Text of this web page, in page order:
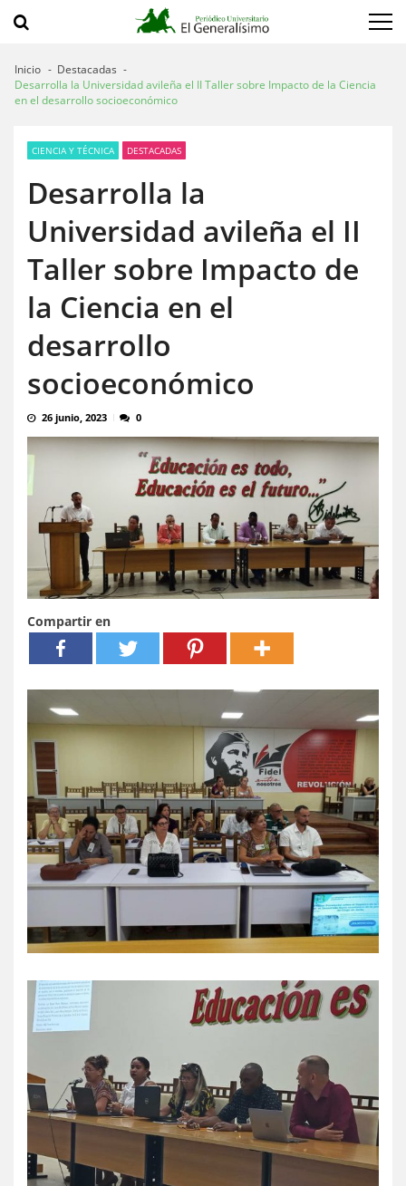
Inicio
Destacadas
Desarrolla la Universidad avileña el II Taller sobre Impacto de la Ciencia
en el desarrollo socioeconómico
CIENCIA Y TÉCNICA DESTACADAS
Desarrolla la
Universidad avileña el II
Taller sobre Impacto de
la Ciencia en el
desarrollo
socioeconómico
26 junio, 2023 0
Compartir en